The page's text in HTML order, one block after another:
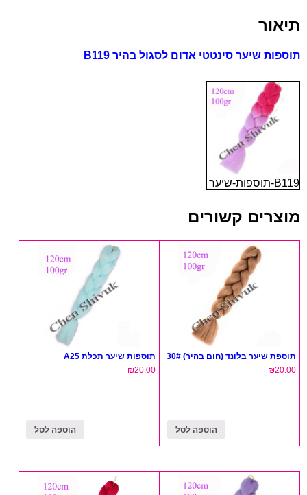
בהיר
תיאור
תוספות שיער סינטטי אדום לסגול בהיר B119
B119-תוספות-שיער
מוצרים קשורים
תוספת שיער בלונד (חום בהיר) 30#
₪20.00
הוספה לסל
תוספות שיער תכלת A25
₪20.00
הוספה לסל